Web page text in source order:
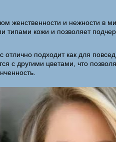
женственности и нежности в
типами кожи и позволяет
подходит как для
с другими цветами, что